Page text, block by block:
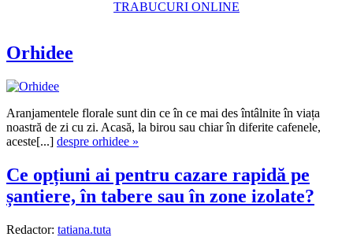
TRABUCURI ONLINE
Orhidee
Aranjamentele florale sunt din ce în ce mai des întâlnite în viața
noastră de zi cu zi. Acasă, la birou sau chiar în diferite cafenele,
aceste[...] despre orhidee »
Ce opțiuni ai pentru cazare rapidă pe
șantiere, în tabere sau în zone izolate?
Redactor: tatiana.tuta